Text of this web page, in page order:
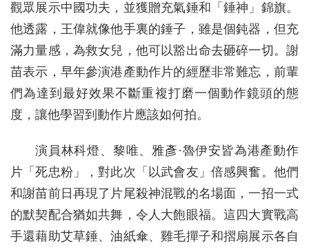
觀眾展示中國功夫，並獲贈充氣錘和「錘神」錦旗。
他透露，王偉就像他手裏的錘子，雖是個鈍器，但充
滿力量感，為救女兒，他可以豁出命去砸碎一切。謝
苗表示，早年參演港產動作片的經歷非常難忘，前輩
們為達到最好效果不斷重複打磨一個動作鏡頭的態
度，讓他學習到動作片應該如何拍。
演員林科燈、黎唯、雅彥·魯伊安皆為港產動作
片「死忠粉」，對此次「以武會友」倍感興奮。他們
和謝苗前日再現了片尾殺神混戰的名場面，一招一式
的默契配合猶如共舞，令人大飽眼福。這四大實戰高
手還藉助艾草錘、油紙傘、雞毛撣子和摺扇展示各自